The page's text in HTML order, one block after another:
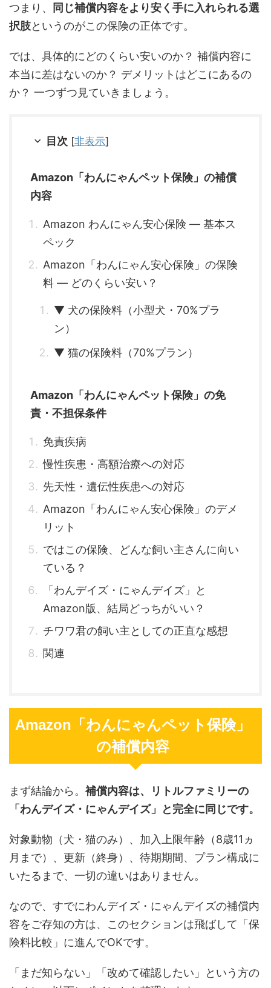
つまり、
同じ補償内容をより安く手に入れられる選
択肢というのがこの保険の正体です。
では、具体的にどのくらい安いのか？ 補償内容に
本当に差はないのか？ デメリットはどこにあるの
か？ 一つずつ見ていきましょう。
目次 [非表示]
Amazon「わんにゃんペット保険」の補償
内容
Amazon わんにゃん安心保険 ― 基本ス
ペック
Amazon「わんにゃん安心保険」の保険
料 ― どのくらい安い？
▼ 犬の保険料（小型犬・70%プラ
ン）
▼ 猫の保険料（70%プラン）
Amazon「わんにゃんペット保険」の免
責・不担保条件
免責疾病
慢性疾患・高額治療への対応
先天性・遺伝性疾患への対応
Amazon「わんにゃん安心保険」のデメ
リット
ではこの保険、どんな飼い主さんに向い
ている？
「わんデイズ・にゃんデイズ」と
Amazon版、結局どっちがいい？
チワワ君の飼い主としての正直な感想
関連
Amazon「わんにゃんペット保険」
の補償内容
まず結論から。 補償内容は、リトルファミリーの
「わんデイズ・にゃんデイズ」と完全に同じです。
対象動物（犬・猫のみ）、加入上限年齢（8歳11ヵ
月まで）、更新（終身）、待期期間、プラン構成に
いたるまで、一切の違いはありません。
なので、すでにわんデイズ・にゃんデイズの補償内
容をご存知の方は、このセクションは飛ばして「保
険料比較」に進んでOKです。
「まだ知らない」「改めて確認したい」という方の